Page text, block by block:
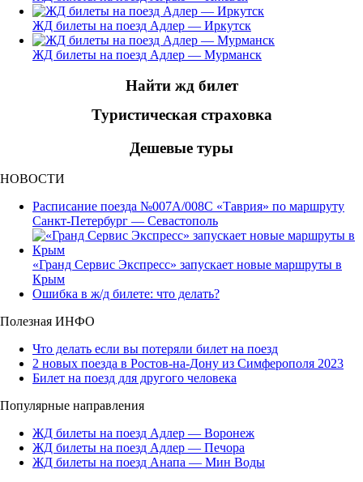
ЖД билеты на поезд Адлер — Иркутск
ЖД билеты на поезд Адлер — Мурманск
Найти жд билет
Туристическая страховка
Дешевые туры
НОВОСТИ
Расписание поезда №007А/008С «Таврия» по маршруту
Санкт-Петербург — Севастополь
«Гранд Сервис Экспресс» запускает новые маршруты в
Крым
Ошибка в ж/д билете: что делать?
Полезная ИНФО
Что делать если вы потеряли билет на поезд
2 новых поезда в Ростов-на-Дону из Симферополя 2023
Билет на поезд для другого человека
Популярные направления
ЖД билеты на поезд Адлер — Воронеж
ЖД билеты на поезд Адлер — Печора
ЖД билеты на поезд Анапа — Мин Воды